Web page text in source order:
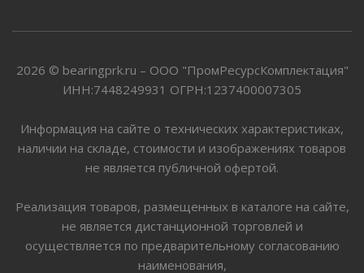
2026 © bearingprk.ru – ООО "ПромРесурсКомплектация"
ИНН:7448249931 ОГРН:1237400007305
Информация на сайте о технических характеристиках,
наличии на складе, стоимости и изображениях товаров
не является публичной офертой.
Реализация товаров, размещенных в каталоге на сайте,
не является дистанционной торговлей и
осуществляется по предварительному согласованию
наименования,